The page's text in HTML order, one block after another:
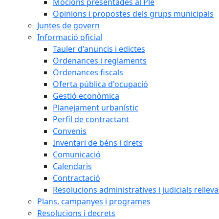
Opinions i propostes dels grups municipals
Juntes de govern
Informació oficial
Tauler d'anuncis i edictes
Ordenances i reglaments
Ordenances fiscals
Oferta pública d'ocupació
Gestió econòmica
Planejament urbanístic
Perfil de contractant
Convenis
Inventari de béns i drets
Comunicació
Calendaris
Contractació
Resolucions administratives i judicials
Plans, campanyes i programes
Resolucions i decrets